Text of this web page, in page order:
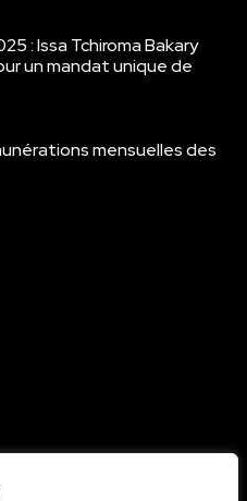
: Issa Tchiroma Bakary
un mandat unique de
mensuelles des